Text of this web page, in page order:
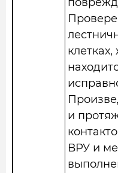
клетках,
и
ВРУ и